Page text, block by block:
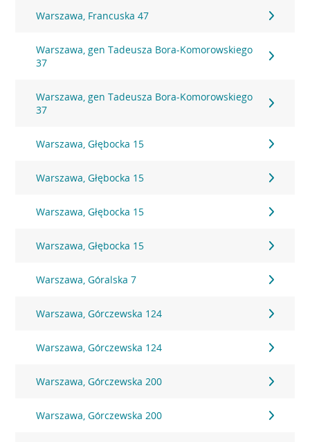
Warszawa, Francuska 47
Warszawa, gen Tadeusza Bora-Komorowskiego
37
Warszawa, gen Tadeusza Bora-Komorowskiego
37
Warszawa, Głębocka 15
Warszawa, Głębocka 15
Warszawa, Głębocka 15
Warszawa, Głębocka 15
Warszawa, Góralska 7
Warszawa, Górczewska 124
Warszawa, Górczewska 124
Warszawa, Górczewska 200
Warszawa, Górczewska 200